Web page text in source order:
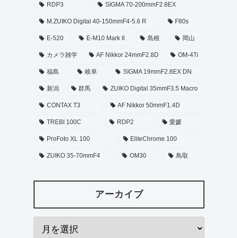
RDP3 SIGMA 70-200mmF2.8EX
M.ZUIKO Digital 40-150mmF4-5.6 R F80s
E-520 E-M10 Mark II 島根 岡山
カメラ雑学 AF Nikkor 24mmF2.8D OM-4Ti
福島 岐阜 SIGMA 19mmF2.8EX DN
新潟 群馬 ZUIKO Digital 35mmF3.5 Macro
CONTAX T3 AF Nikkor 50mmF1.4D
TREBI 100C RDP2 愛媛
ProFoto XL 100 EliteChrome 100
ZUIKO 35-70mmF4 OM30 鳥取
アーカイブ